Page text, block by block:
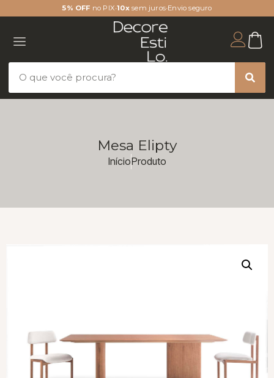
5% OFF no PIX•10xsem juros•Envio seguro
Mesa Elipty
InícioProduto